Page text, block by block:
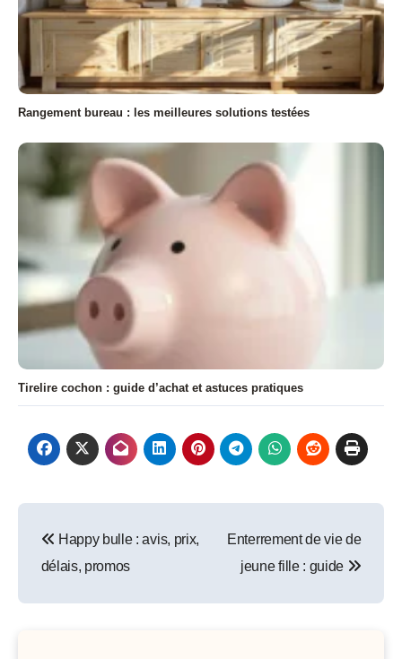
Rangement bureau : les meilleures solutions testées
Tirelire cochon : guide d’achat et astuces pratiques
de
l’article
Happy bulle : avis, prix,
délais, promos
Enterrement de vie de
jeune fille : guide